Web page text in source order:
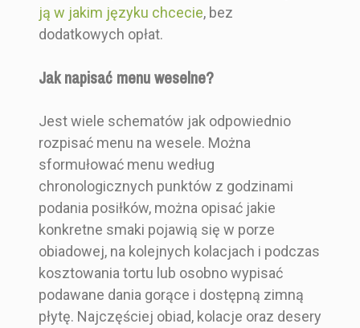
ją w jakim języku chcecie, bez
dodatkowych opłat.
Jak napisać menu weselne?
Jest wiele schematów jak odpowiednio
rozpisać menu na wesele. Można
sformułować menu według
chronologicznych punktów z godzinami
podania posiłków, można opisać jakie
konkretne smaki pojawią się w porze
obiadowej, na kolejnych kolacjach i podczas
kosztowania tortu lub osobno wypisać
podawane dania gorące i dostępną zimną
płytę. Najczęściej obiad, kolacje oraz desery